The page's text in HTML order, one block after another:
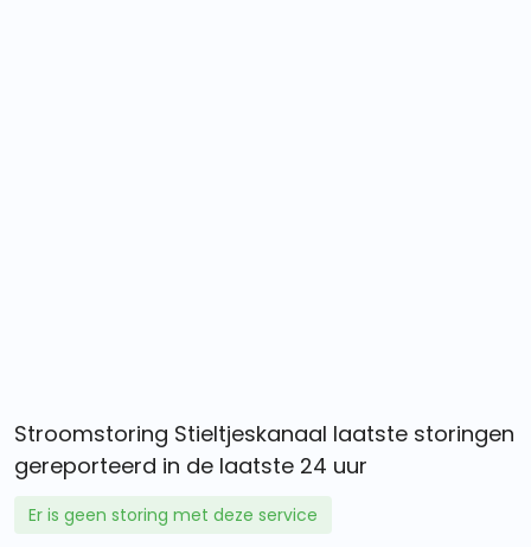
Stroomstoring Stieltjeskanaal laatste storingen
gereporteerd in de laatste 24 uur
Er is geen storing met deze service